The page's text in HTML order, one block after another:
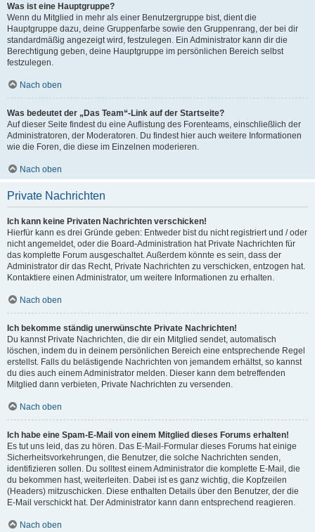
Was ist eine Hauptgruppe?
Wenn du Mitglied in mehr als einer Benutzergruppe bist, dient die
Hauptgruppe dazu, deine Gruppenfarbe sowie den Gruppenrang, der bei dir
standardmäßig angezeigt wird, festzulegen. Ein Administrator kann dir die
Berechtigung geben, deine Hauptgruppe im persönlichen Bereich selbst
festzulegen.
Nach oben
Was bedeutet der „Das Team“-Link auf der Startseite?
Auf dieser Seite findest du eine Auflistung des Forenteams, einschließlich der
Administratoren, der Moderatoren. Du findest hier auch weitere Informationen
wie die Foren, die diese im Einzelnen moderieren.
Nach oben
Private Nachrichten
Ich kann keine Privaten Nachrichten verschicken!
Hierfür kann es drei Gründe geben: Entweder bist du nicht registriert und / oder
nicht angemeldet, oder die Board-Administration hat Private Nachrichten für
das komplette Forum ausgeschaltet. Außerdem könnte es sein, dass der
Administrator dir das Recht, Private Nachrichten zu verschicken, entzogen hat.
Kontaktiere einen Administrator, um weitere Informationen zu erhalten.
Nach oben
Ich bekomme ständig unerwünschte Private Nachrichten!
Du kannst Private Nachrichten, die dir ein Mitglied sendet, automatisch
löschen, indem du in deinem persönlichen Bereich eine entsprechende Regel
erstellst. Falls du belästigende Nachrichten von jemandem erhältst, so kannst
du dies auch einem Administrator melden. Dieser kann dem betreffenden
Mitglied dann verbieten, Private Nachrichten zu versenden.
Nach oben
Ich habe eine Spam-E-Mail von einem Mitglied dieses Forums erhalten!
Es tut uns leid, das zu hören. Das E-Mail-Formular dieses Forums hat einige
Sicherheitsvorkehrungen, die Benutzer, die solche Nachrichten senden,
identifizieren sollen. Du solltest einem Administrator die komplette E-Mail, die
du bekommen hast, weiterleiten. Dabei ist es ganz wichtig, die Kopfzeilen
(Headers) mitzuschicken. Diese enthalten Details über den Benutzer, der die
E-Mail verschickt hat. Der Administrator kann dann entsprechend reagieren.
Nach oben